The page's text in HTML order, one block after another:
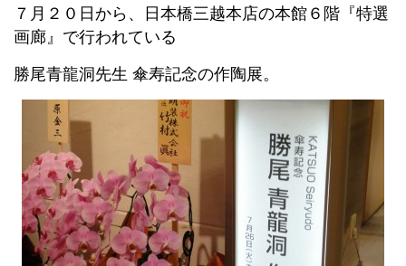
７月２０日から、日本橋三越本店の本館６階『特選
画廊』で行われている
勝尾青龍洞先生 傘寿記念の作陶展。